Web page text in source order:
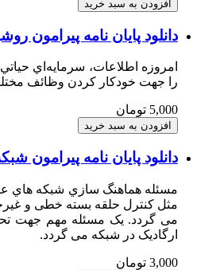
دانلود پایان نامه پیرامون
امروزه اطلاعات، سرمايه‌اي
را جهت خودكار كردن وظائف
5,000 تومان
دانلود پایان نامه پیرامون
مسئله هماهنگ سازي شبکه هاي
مثل کنترل حلقه بسته خطی و
ارگادیک در شبکه می گردد.
3,000 تومان